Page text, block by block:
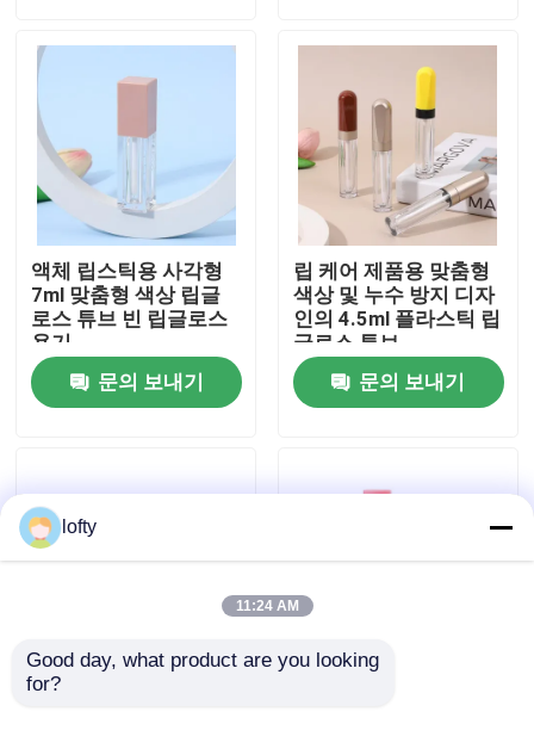
집
제품
동영상
우리에 대하여
공장 여행
연락주세요
경우
액체 립스틱용 사각형
7ml 맞춤형 색상 립글
로스 튜브 빈 립글로스
용기
문의 보내기
립 케어 제품용 맞춤형
색상 및 누수 방지 디자
인의 4.5ml 플라스틱 립
글로스 튜브
문의 보내기
15g & 30g 립글로스 튜
lofty
11:24 AM
Good day, what product are you looking
for?